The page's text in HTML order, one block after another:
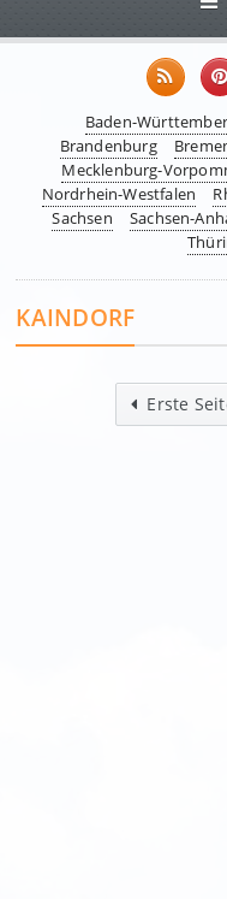
Baden-
Brandenburg
Mecklenburg-
Nordrhein-Westfalen
Sachsen
Sachsen-
KAINDORF
Erste